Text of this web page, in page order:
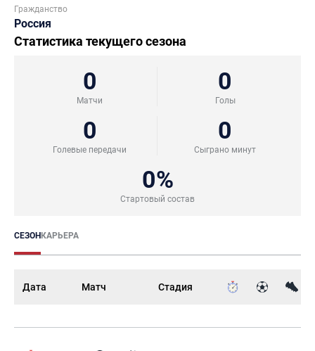
Гражданство
Россия
Статистика текущего сезона
0
Матчи
0
Голы
0
Голевые передачи
0
Сыграно минут
0%
Стартовый состав
СЕЗОНКАРЬЕРА
Дата Матч Стадия